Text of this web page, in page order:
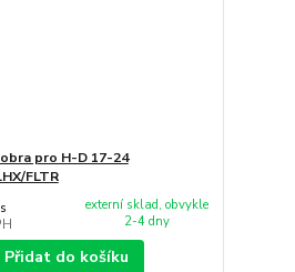
pro H-D 17-24
FLTR
externí sklad, obvykle
2-4 dny
Přidat do košíku